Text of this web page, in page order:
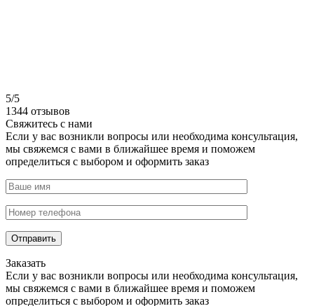
5/5
1344 отзывов
Свяжитесь с нами
Если у вас возникли вопросы или необходима консультация,
мы свяжемся с вами в ближайшее время и поможем
определиться с выбором и оформить заказ
Заказать
Если у вас возникли вопросы или необходима консультация,
мы свяжемся с вами в ближайшее время и поможем
определиться с выбором и оформить заказ